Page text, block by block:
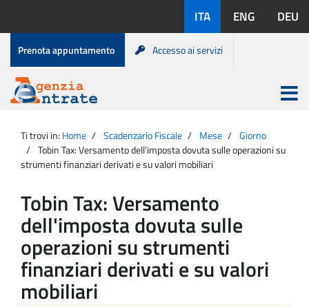
contenuto
disponibili:
ITA ENG DEU
Menu
di
servizio
Prenota appuntamento Accesso ai servizi
Agenzia
Entrate
Apri
menu
principale
Ti trovi in: Home Scadenzario Fiscale Mese
Giorno
Tobin Tax: Versamento dell'imposta dovuta sulle operazioni su
strumenti finanziari derivati e su valori mobiliari
Tobin Tax: Versamento
dell'imposta dovuta sulle
operazioni su strumenti
finanziari derivati e su valori
mobiliari